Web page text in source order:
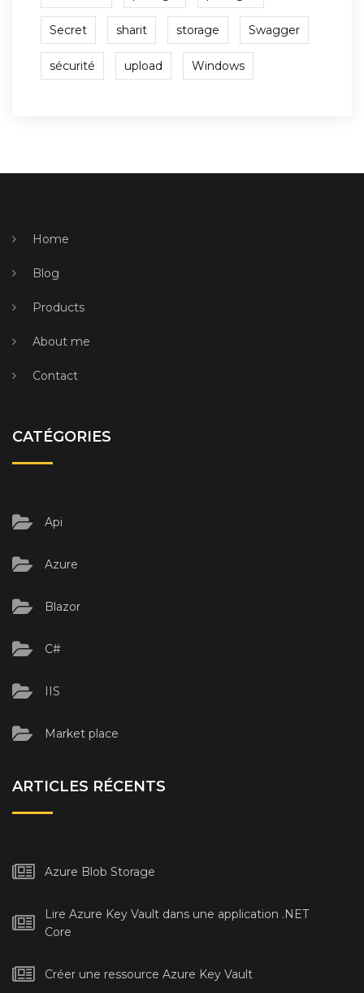
Secret sharit storage Swagger
sécurité upload Windows
Home
Blog
Products
About me
Contact
CATÉGORIES
Api
Azure
Blazor
C#
IIS
Market place
ARTICLES RÉCENTS
Azure Blob Storage
Lire Azure Key Vault dans une application .NET
Core
Créer une ressource Azure Key Vault